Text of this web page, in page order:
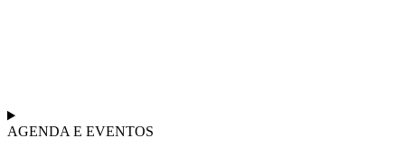
AGENDA E EVENTOS